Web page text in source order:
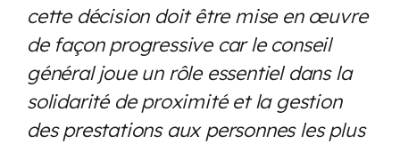
cette décision doit être mise en œuvre
de façon progressive car le conseil
général joue un rôle essentiel dans la
solidarité de proximité et la gestion
des prestations aux personnes les plus